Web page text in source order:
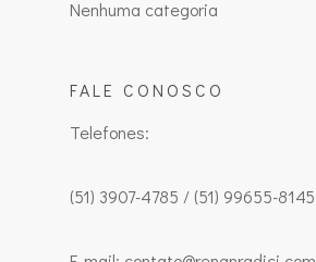
Nenhuma categoria
FALE CONOSCO
Telefones:
(51) 3907-4785 / (51) 99655-8145